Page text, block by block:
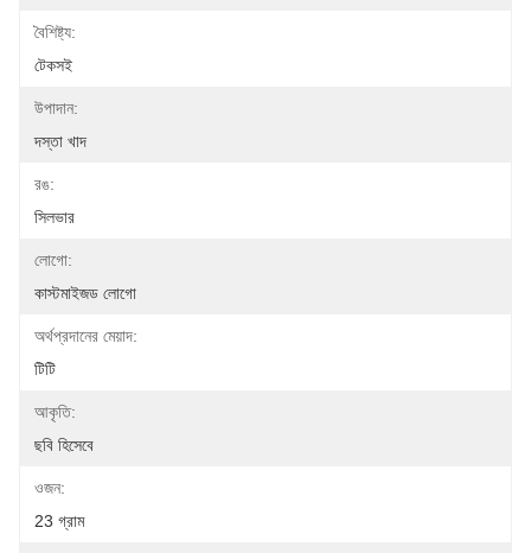
বৈশিষ্ট্য:
টেকসই
উপাদান:
দস্তা খাদ
রঙ:
সিলভার
লোগো:
কাস্টমাইজড লোগো
অর্থপ্রদানের মেয়াদ:
টিটি
আকৃতি:
ছবি হিসেবে
ওজন:
23 গ্রাম